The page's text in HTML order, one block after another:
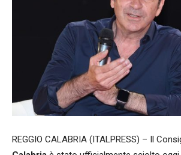
REGGIO CALABRIA (ITALPRESS) – Il